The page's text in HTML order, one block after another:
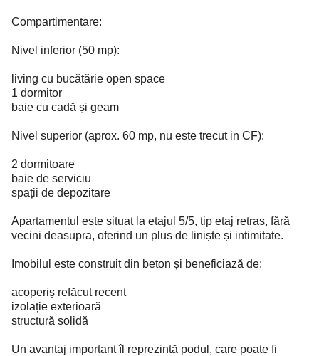
Compartimentare:
Nivel inferior (50 mp):
living cu bucătărie open space
1 dormitor
baie cu cadă și geam
Nivel superior (aprox. 60 mp, nu este trecut in CF):
2 dormitoare
baie de serviciu
spații de depozitare
Apartamentul este situat la etajul 5/5, tip etaj retras, fără
vecini deasupra, oferind un plus de liniște și intimitate.
Imobilul este construit din beton și beneficiază de:
acoperiș refăcut recent
izolație exterioară
structură solidă
Un avantaj important îl reprezintă podul, care poate fi